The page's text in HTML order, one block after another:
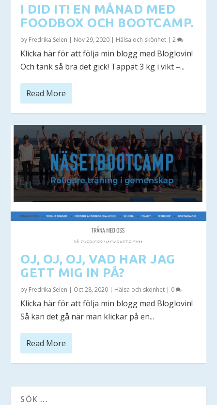
I DID IT! EN MÅNAD MED
FOODBOX OCH BOOTCAMP.
by Fredrika Selen | Nov 29, 2020 | Hälsa och skönhet |2
Klicka här för att följa min blogg med Bloglovin!
Och tänk så bra det gick! Tappat 3 kg i vikt –...
Read More
OJ, OJ, OJ, VAD HAR JAG
GETT MIG IN PÅ?
by Fredrika Selen | Oct 28, 2020 | Hälsa och skönhet | 0
Klicka här för att följa min blogg med Bloglovin!
Så kan det gå när man klickar på en...
Read More